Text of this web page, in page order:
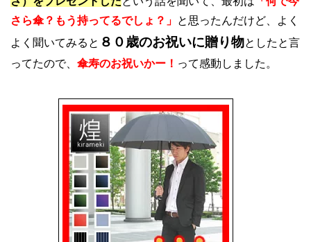
さら傘？もう持ってるでしょ？」 と思ったんだけど、よく
よく聞いてみると ８０歳のお祝いに贈り物としたと言
ってたので、 傘寿のお祝いかー！ って感動しました。